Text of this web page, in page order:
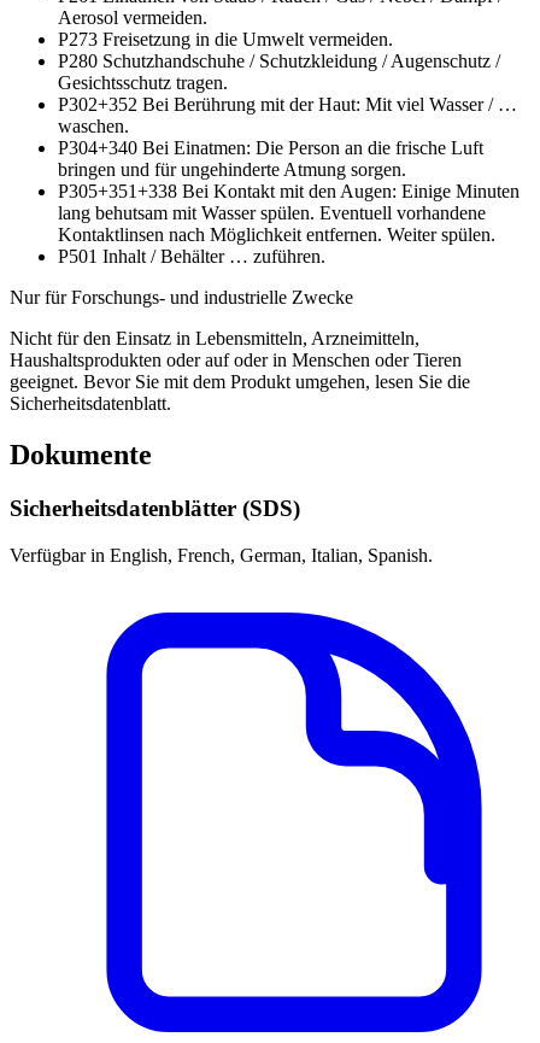
Aerosol vermeiden.
P273 Freisetzung in die Umwelt vermeiden.
P280 Schutzhandschuhe / Schutzkleidung / Augenschutz /
Gesichtsschutz tragen.
P302+352 Bei Berührung mit der Haut: Mit viel Wasser / …
waschen.
P304+340 Bei Einatmen: Die Person an die frische Luft
bringen und für ungehinderte Atmung sorgen.
P305+351+338 Bei Kontakt mit den Augen: Einige Minuten
lang behutsam mit Wasser spülen. Eventuell vorhandene
Kontaktlinsen nach Möglichkeit entfernen. Weiter spülen.
P501 Inhalt / Behälter … zuführen.
Nur für Forschungs- und industrielle Zwecke
Nicht für den Einsatz in Lebensmitteln, Arzneimitteln,
Haushaltsprodukten oder auf oder in Menschen oder Tieren
geeignet. Bevor Sie mit dem Produkt umgehen, lesen Sie die
Sicherheitsdatenblatt.
Dokumente
Sicherheitsdatenblätter (SDS)
Verfügbar in English, French, German, Italian, Spanish.